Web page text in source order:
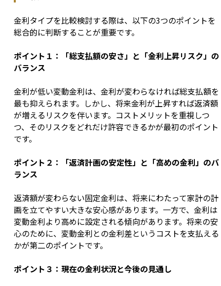
金利タイプを比較検討する際は、以下の3つのポイントを
総合的に判断することが重要です。
ポイント１：「総支払額の安さ」と「金利上昇リスク」の
バランス
金利が低い変動金利は、金利が変わらなければ総支払額を
最も抑えられます。しかし、将来金利が上昇すれば返済額
が増えるリスクを伴います。コストメリットを重視しつ
つ、そのリスクをどれだけ許容できるかが最初のポイント
です。
ポイント２：「返済計画の安定性」と「高めの金利」のバ
ランス
返済額が変わらない固定金利は、将来にわたって家計の計
画を立てやすい大きな安心感があります。一方で、金利は
変動金利より高めに設定される傾向があります。将来の安
心のために、変動金利との金利差というコストを支払える
かが第二のポイントです。
ポイント３：現在の金利状況と今後の見通し